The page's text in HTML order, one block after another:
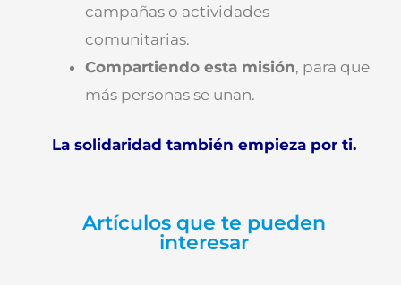
campañas o actividades
comunitarias.
Compartiendo esta misión, para que
más personas se unan.
La solidaridad también empieza por ti.
Artículos que te pueden
interesar